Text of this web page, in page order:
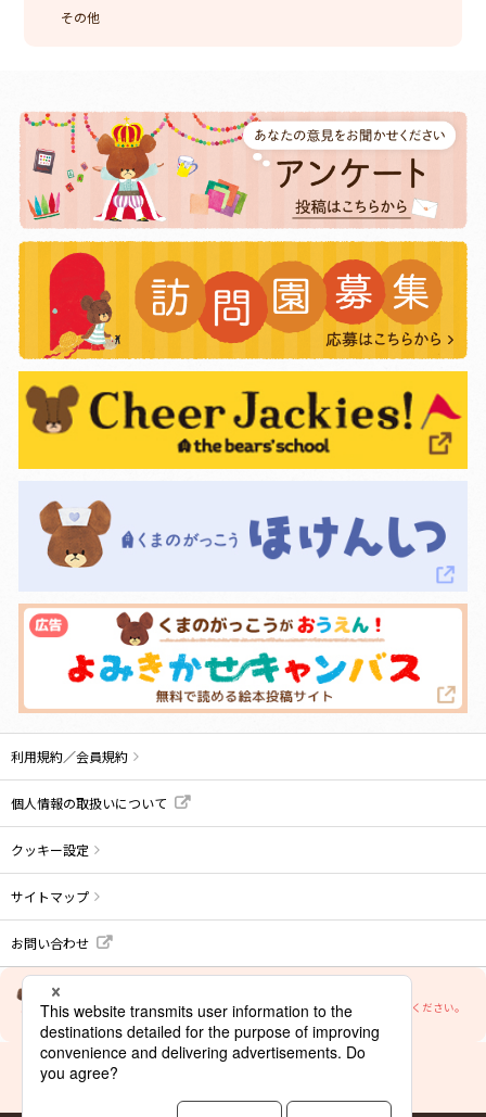
その他
利用規約／会員規約
個人情報の取扱いについて
クッキー設定
サイトマップ
お問い合わせ
当サイトの文章・画像等の内容の無断転載及び複製等の行為はご遠慮ください。